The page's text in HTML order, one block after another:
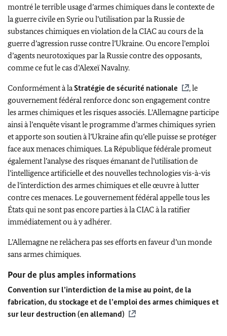
montré le terrible usage d’armes chimiques dans le contexte de
la guerre civile en Syrie ou l’utilisation par la Russie de
substances chimiques en violation de la CIAC au cours de la
guerre d’agression russe contre l’Ukraine. Ou encore l’emploi
d’agents neurotoxiques par la Russie contre des opposants,
comme ce fut le cas d’Alexeï Navalny.
Conformément à laStratégie de sécurité nationale
, le
gouvernement fédéral renforce donc son engagement contre
les armes chimiques et les risques associés. L’Allemagne participe
ainsi à l’enquête visant le programme d’armes chimiques syrien
et apporte son soutien à l’Ukraine afin qu’elle puisse se protéger
face aux menaces chimiques. La République fédérale promeut
également l’analyse des risques émanant de l’utilisation de
l’intelligence artificielle et des nouvelles technologies vis-à-vis
de l’interdiction des armes chimiques et elle œuvre à lutter
contre ces menaces. Le gouvernement fédéral appelle tous les
États qui ne sont pas encore parties à la CIAC à la ratifier
immédiatement ou à y adhérer.
L’Allemagne ne relâchera pas ses efforts en faveur d’un monde
sans armes chimiques.
Pour de plus amples informations
Convention sur l’interdiction de la mise au point, de la
fabrication, du stockage et de l’emploi des armes chimiques et
sur leur destruction (en allemand)